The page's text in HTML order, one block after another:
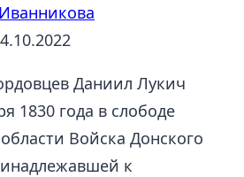
Даниил Лукич
1830 года в слободе
Войска Донского
к